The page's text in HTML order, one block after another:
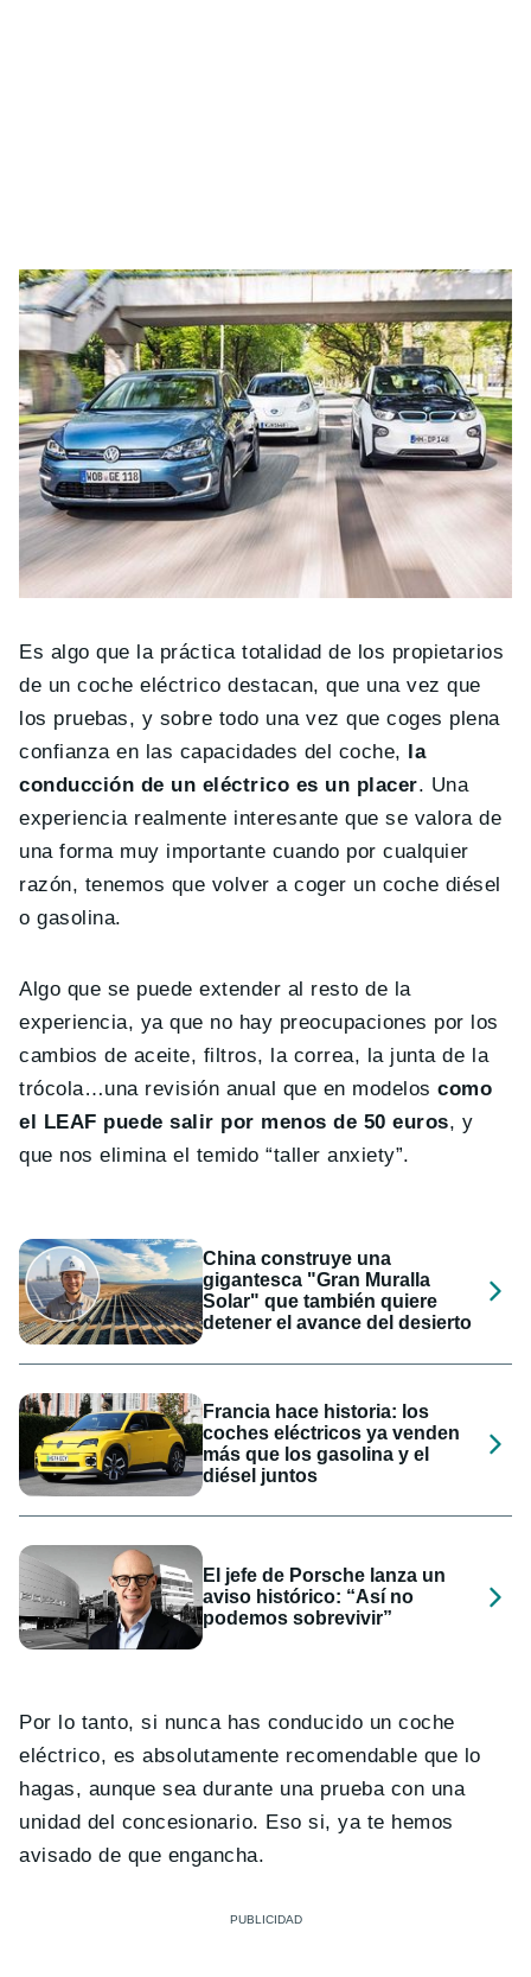
Es algo que la práctica totalidad de los propietarios
de un coche eléctrico destacan, que una vez que
los pruebas, y sobre todo una vez que coges plena
confianza en las capacidades del coche,
la
conducción de un eléctrico es un placer. Una
experiencia realmente interesante que se valora de
una forma muy importante cuando por cualquier
razón, tenemos que volver a coger un coche diésel
o gasolina.
Algo que se puede extender al resto de la
experiencia, ya que no hay preocupaciones por los
cambios de aceite, filtros, la correa, la junta de la
trócola…una revisión anual que en modeloscomo
el LEAF puede salir por menos de 50 euros, y
que nos elimina el temido “taller anxiety”.
China construye una
gigantesca "Gran Muralla
Solar" que también quiere
detener el avance del desierto
Francia hace historia: los
coches eléctricos ya venden
más que los gasolina y el
diésel juntos
El jefe de Porsche lanza un
aviso histórico: “Así no
podemos sobrevivir”
Por lo tanto, si nunca has conducido un coche
eléctrico, es absolutamente recomendable que lo
hagas, aunque sea durante una prueba con una
unidad del concesionario. Eso si, ya te hemos
avisado de que engancha.